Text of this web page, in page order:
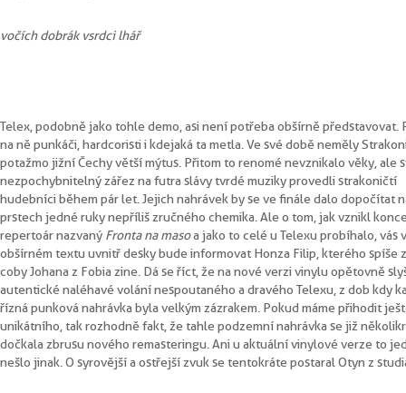
v očích dobrák v srdci lhář
Telex, podobně jako tohle demo, asi není potřeba obšírně představovat.
na ně punkáči, hardcoristi i kdejaká ta metla. Ve své době neměly
potažmo jižní Čechy větší mýtus. Přitom to renomé nevznikalo věky, ale
nezpochybnitelný zářez na futra slávy tvrdé muziky provedli strakoničtí
hudebníci během pár let. Jejich nahrávek by se ve finále dalo dopočítat
prstech jedné ruky nepříliš zručného chemika. Ale o tom, jak vznikl
repertoár nazvaný Fronta na masoa jako to celé u Telexu probíhalo, vás v
obšírném textu uvnitř desky bude informovat Honza Filip, kterého spíše
coby Johana z Fobia zine. Dá se říct, že na nové verzi vinylu opětovně
autentické naléhavé volání nespoutaného a dravého Telexu, z dob kdy
řízná punková nahrávka byla velkým zázrakem. Pokud máme přihodit
unikátního, tak rozhodně fakt, že tahle podzemní nahrávka se již
dočkala zbrusu nového remasteringu. Ani u aktuální vinylové verze to
nešlo jinak. O syrovější a ostřejší zvuk se tentokráte postaral Otyn z